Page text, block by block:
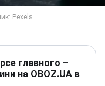
главного –
на OBOZ.UA в